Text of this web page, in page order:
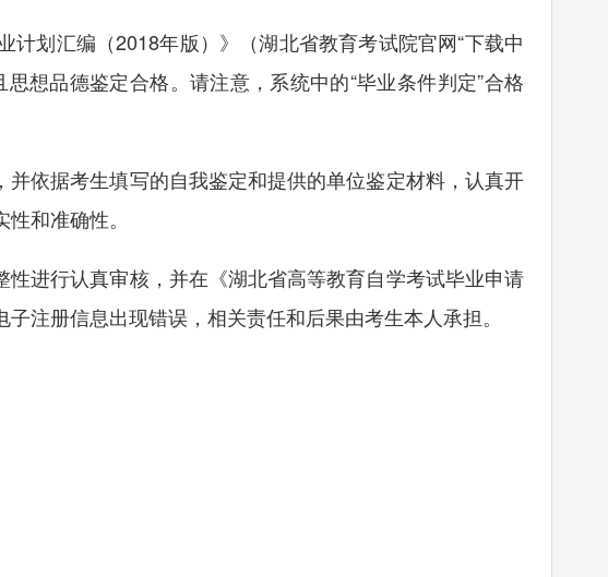
划汇编（2018年版）》（湖北省教育考试院官网“下载中
想品德鉴定合格。请注意，系统中的“毕业条件判定”合格
依据考生填写的自我鉴定和提供的单位鉴定材料，认真开
和准确性。
进行认真审核，并在《湖北省高等教育自学考试毕业申请
注册信息出现错误，相关责任和后果由考生本人承担。